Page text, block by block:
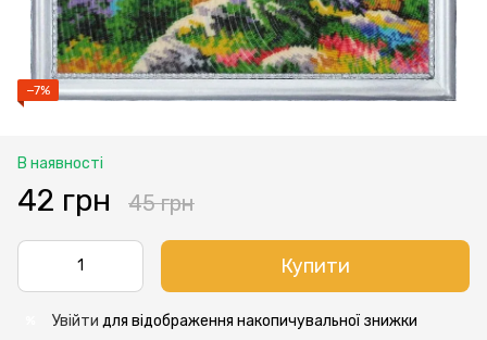
−7%
В наявності
42 грн 45 грн
Купити
Увійти для відображення накопичувальної знижки